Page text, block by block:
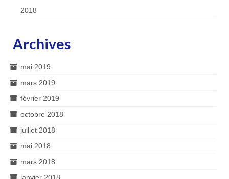
2018
Archives
mai 2019
mars 2019
février 2019
octobre 2018
juillet 2018
mai 2018
mars 2018
janvier 2018